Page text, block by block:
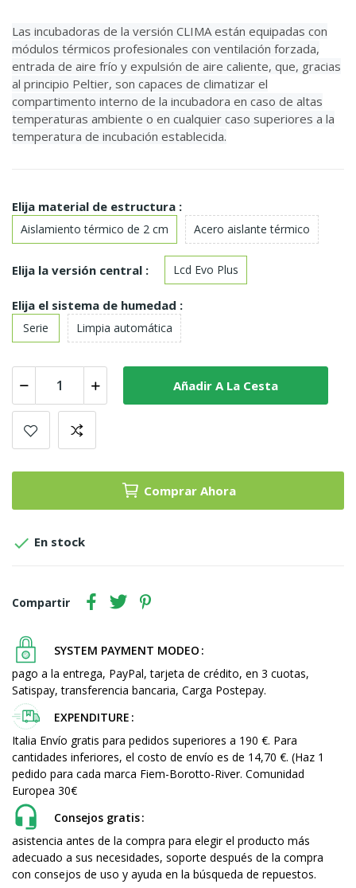
Las incubadoras de la versión CLIMA están equipadas con
módulos térmicos profesionales con ventilación forzada,
entrada de aire frío y expulsión de aire caliente, que, gracias
al principio Peltier, son capaces de climatizar el
compartimento interno de la incubadora en caso de altas
temperaturas ambiente o en cualquier caso superiores a la
temperatura de incubación establecida.
Elija material de estructura :
Aislamiento térmico de 2 cm Acero aislante térmico
Elija la versión central : Lcd Evo Plus
Elija el sistema de humedad :
Serie Limpia automática
Añadir A La Cesta
Comprar Ahora
 En stock
Compartir
SYSTEM PAYMENT MODEO
pago a la entrega, PayPal, tarjeta de crédito, en 3 cuotas,
Satispay, transferencia bancaria, Carga Postepay.
EXPENDITURE
Italia Envío gratis para pedidos superiores a 190 €. Para
cantidades inferiores, el costo de envío es de 14,70 €. (Haz 1
pedido para cada marca Fiem-Borotto-River. Comunidad
Europea 30€
Consejos gratis
asistencia antes de la compra para elegir el producto más
adecuado a sus necesidades, soporte después de la compra
con consejos de uso y ayuda en la búsqueda de repuestos.